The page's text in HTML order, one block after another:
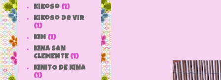
Kikoso (1)
Kikoso de Vir
(1)
KIM (1)
KINA SAN
CLEMENTE (1)
KINITO DE KINA
(1)